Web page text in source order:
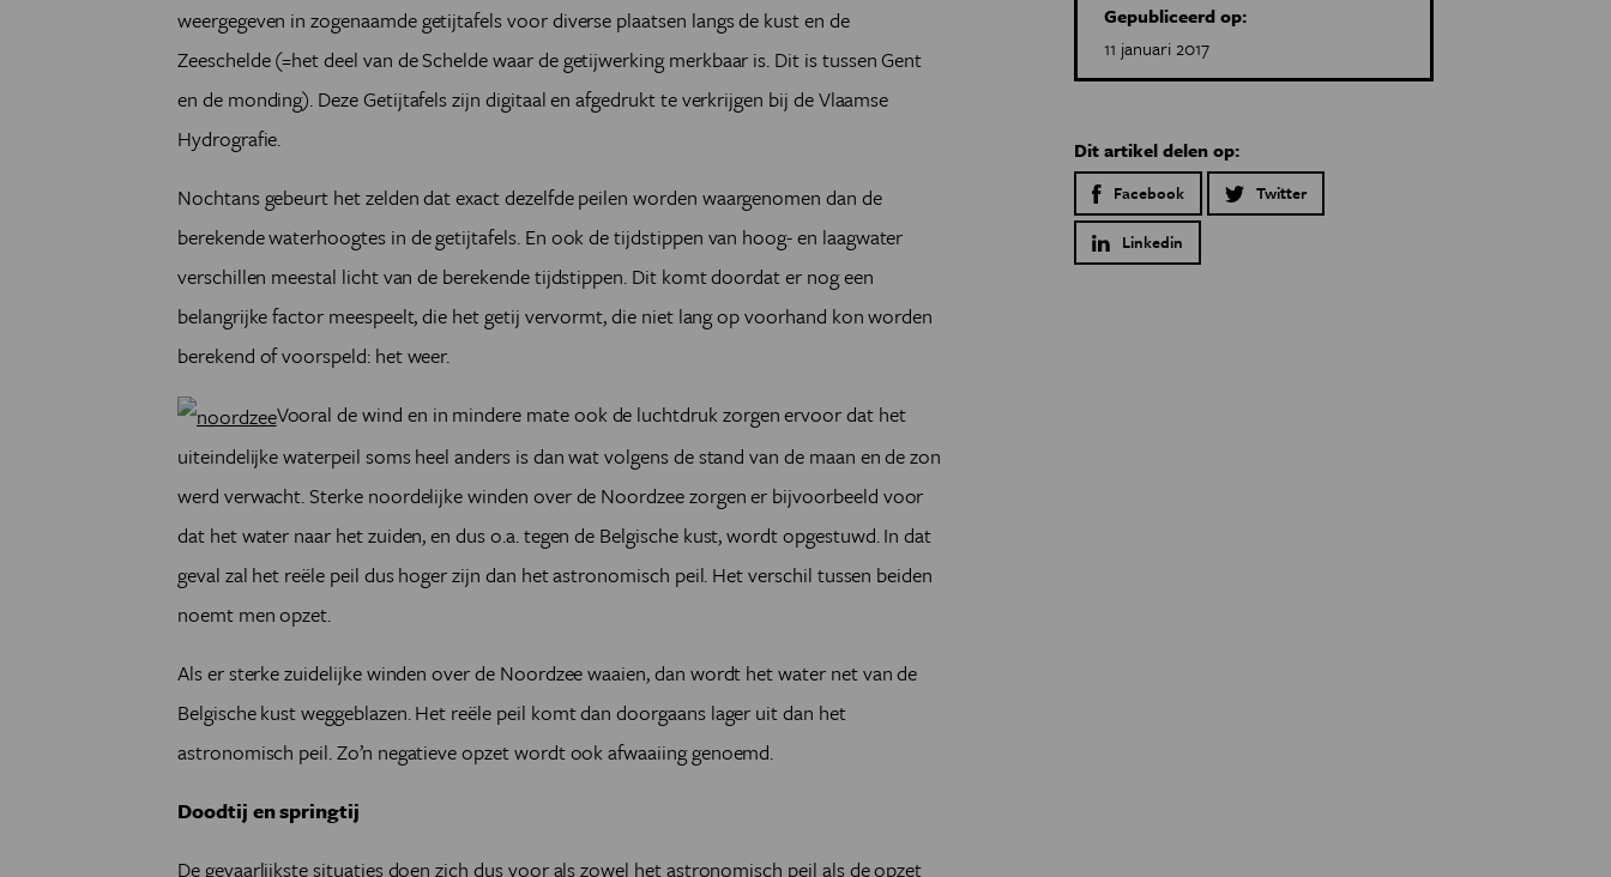
weergegeven in zogenaamde getijtafels voor diverse plaatsen langs de kust en de
Zeeschelde (=het deel van de Schelde waar de getijwerking merkbaar is. Dit is tussen Gent
en de monding). Deze Getijtafels zijn digitaal en afgedrukt te verkrijgen bij de Vlaamse
Hydrografie.
Nochtans gebeurt het zelden dat exact dezelfde peilen worden waargenomen dan de
berekende waterhoogtes in de getijtafels. En ook de tijdstippen van hoog- en laagwater
verschillen meestal licht van de berekende tijdstippen. Dit komt doordat er nog een
belangrijke factor meespeelt, die het getij vervormt, die niet lang op voorhand kon worden
berekend of voorspeld: het weer.
Vooral de wind en in mindere mate ook de luchtdruk zorgen ervoor dat het
uiteindelijke waterpeil soms heel anders is dan wat volgens de stand van de maan en de zon
werd verwacht. Sterke noordelijke winden over de Noordzee zorgen er bijvoorbeeld voor
dat het water naar het zuiden, en dus o.a. tegen de Belgische kust, wordt opgestuwd. In dat
geval zal het reële peil dus hoger zijn dan het astronomisch peil. Het verschil tussen beiden
noemt men opzet.
Als er sterke zuidelijke winden over de Noordzee waaien, dan wordt het water net van de
Belgische kust weggeblazen. Het reële peil komt dan doorgaans lager uit dan het
astronomisch peil. Zo’n negatieve opzet wordt ook afwaaiing genoemd.
Doodtij en springtij
De gevaarlijkste situaties doen zich dus voor als zowel het astronomisch peil als de opzet
Gepubliceerd op:
11 januari 2017
Dit artikel delen op:
Facebook Twitter
Linkedin